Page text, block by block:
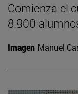
Comienza el
8.900
Imagen Manuel